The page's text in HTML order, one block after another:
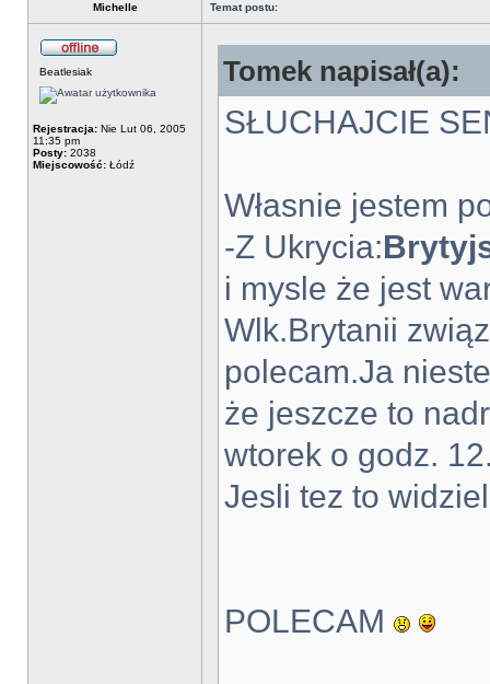
Michelle Temat postu:
Beatlesiak
Rejestracja: Nie Lut 06, 2005
11:35 pm
Posty: 2038
Miejscowość: Łódź
Tomek napisał(a):
SŁUCHAJCIE
Własnie jestem
-Z Ukrycia:
i mysle że jest
Wlk.Brytanii
polecam.Ja
że jeszcze to
wtorek o godz.
Jesli tez to
POLECAM